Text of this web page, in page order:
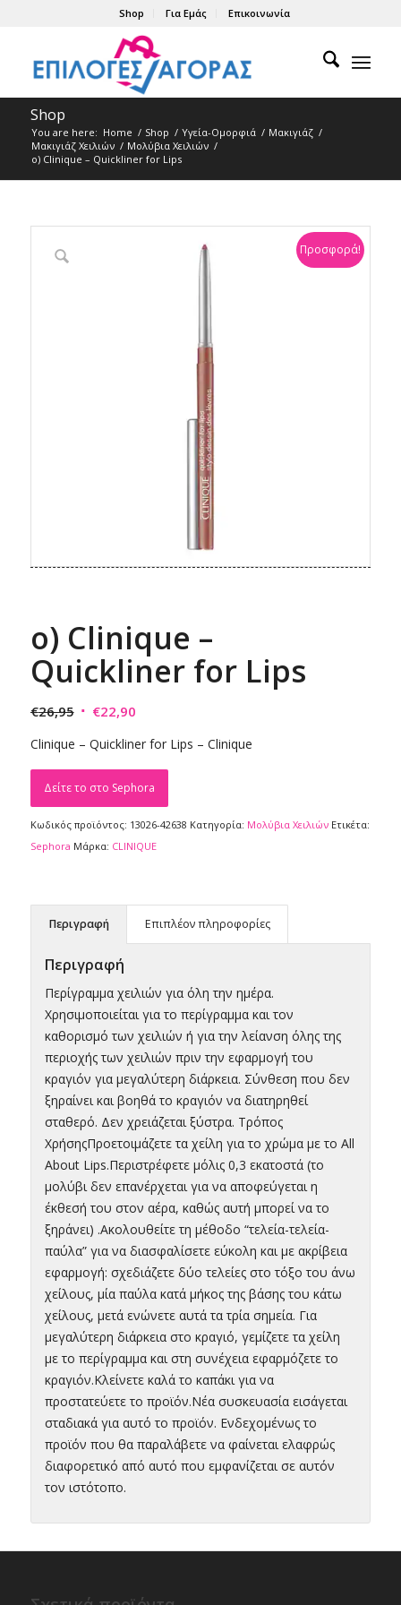
Shop Για Εμάς Επικοινωνία
Shop
You are here: Home / Shop / Υγεία-Ομορφιά / Μακιγιάζ /
Μακιγιάζ Χειλιών / Μολύβια Xειλιών /
ο) Clinique – Quickliner for Lips
Προσφορά!
ο) Clinique –
Quickliner for Lips
€26,95 Original
was:
€26,95.
€22,90Η
τιμή
είναι:
€22,90.
Clinique – Quickliner for Lips – Clinique
Δείτε το στο Sephora
Κωδικός προϊόντος: 13026-42638 Κατηγορία: Μολύβια Xειλιών Ετικέτα:
Sephora Μάρκα: CLINIQUE
Περιγραφή Επιπλέον πληροφορίες
Περιγραφή
Περίγραμμα χειλιών για όλη την ημέρα.
Χρησιμοποιείται για το περίγραμμα και τον
καθορισμό των χειλιών ή για την λείανση όλης της
περιοχής των χειλιών πριν την εφαρμογή του
κραγιόν για μεγαλύτερη διάρκεια. Σύνθεση που δεν
ξηραίνει και βοηθά το κραγιόν να διατηρηθεί
σταθερό. Δεν χρειάζεται ξύστρα. Τρόπος
ΧρήσηςΠροετοιμάζετε τα χείλη για το χρώμα με το All
About Lips.Περιστρέφετε μόλις 0,3 εκατοστά (το
μολύβι δεν επανέρχεται για να αποφεύγεται η
έκθεσή του στον αέρα, καθώς αυτή μπορεί να το
ξηράνει) .Ακολουθείτε τη μέθοδο “τελεία-τελεία-
παύλα” για να διασφαλίσετε εύκολη και με ακρίβεια
εφαρμογή: σχεδιάζετε δύο τελείες στο τόξο του άνω
χείλους, μία παύλα κατά μήκος της βάσης του κάτω
χείλους, μετά ενώνετε αυτά τα τρία σημεία. Για
μεγαλύτερη διάρκεια στο κραγιό, γεμίζετε τα χείλη
με το περίγραμμα και στη συνέχεια εφαρμόζετε το
κραγιόν.Κλείνετε καλά το καπάκι για να
προστατεύετε το προϊόν.Νέα συσκευασία εισάγεται
σταδιακά για αυτό το προϊόν. Ενδεχομένως το
προϊόν που θα παραλάβετε να φαίνεται ελαφρώς
διαφορετικό από αυτό που εμφανίζεται σε αυτόν
τον ιστότοπο.